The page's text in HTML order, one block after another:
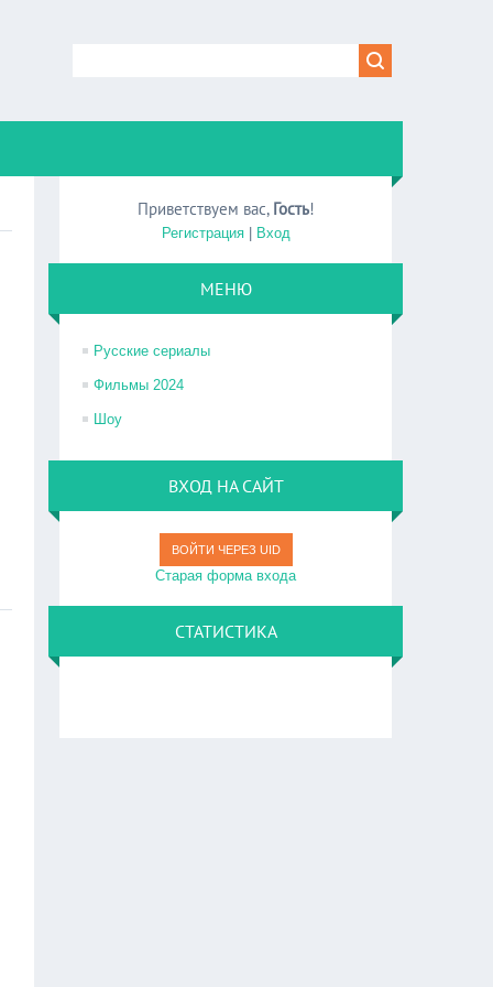
Приветствуем вас, Гость!
Регистрация| Вход
МЕНЮ
Русские сериалы
Фильмы 2024
Шоу
ВХОД НА САЙТ
ВОЙТИ ЧЕРЕЗ UID
Старая форма входа
СТАТИСТИКА